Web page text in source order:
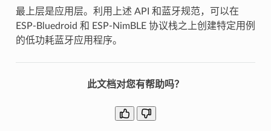
最上层是应用层。利用上述 API 和蓝牙规范，可以在
ESP-Bluedroid 和 ESP-NimBLE 协议栈之上创建特定用例
的低功耗蓝牙应用程序。
此文档对您有帮助吗？